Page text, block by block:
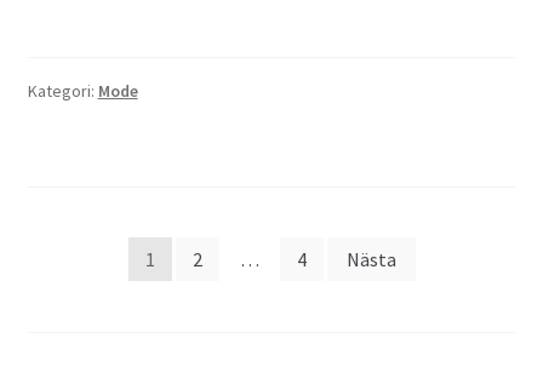
Kategori: Mode
Sidnumrering
1 2 … 4 Nästa